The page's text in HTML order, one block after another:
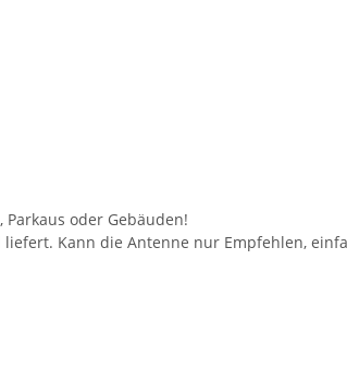
oder Gebäuden!
Kann die Antenne nur Empfehlen,